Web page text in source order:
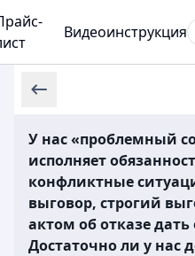
Видеоинструкция
У нас «проблемный
исполняет
конфликтные
выговор, строгий
актом об отказе дать
Достаточно ли у нас